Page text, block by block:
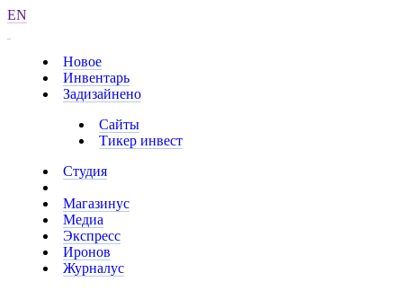
EN
Новое
Инвентарь
Задизайнено
Сайты
Тикер инвест
Студия
Магазинус
Медиа
Экспресс
Иронов
Журналус